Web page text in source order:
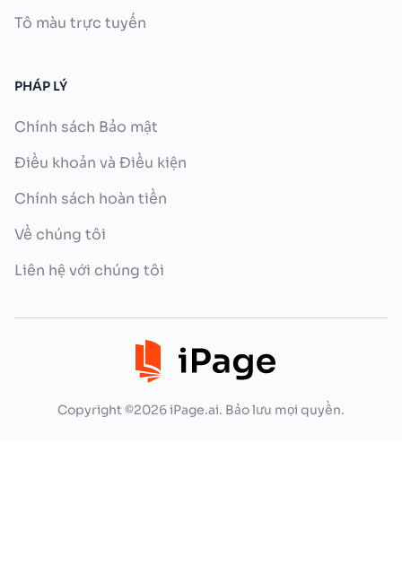
Tô màu trực tuyến
PHÁP LÝ
Chính sách Bảo mật
Điều khoản và Điều kiện
Chính sách hoàn tiền
Về chúng tôi
Liên hệ với chúng tôi
Copyright ©2026 iPage.ai. Bảo lưu mọi quyền.